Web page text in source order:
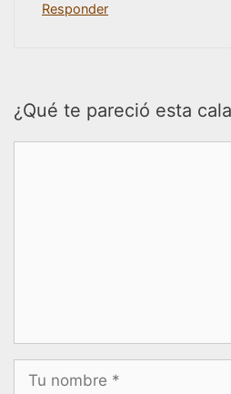
Responder
¿Qué te pareció esta